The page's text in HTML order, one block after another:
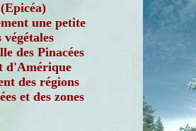
(Epicéa)
une petite
des Pinacées
d'Amérique
des régions
et des zones